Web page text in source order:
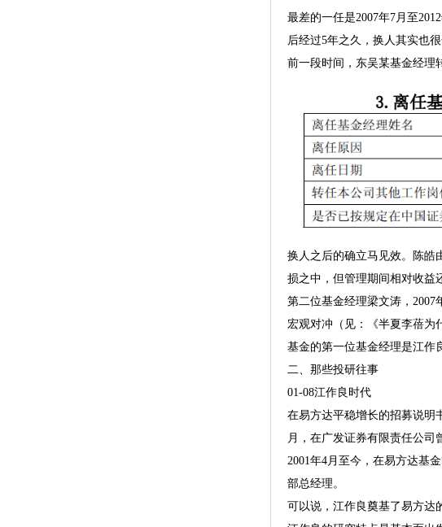
最差的一任是2007年7月至
后经过5年之久，换人其实也很
前一段时间，东吴某基金经理
换人之后的确立马见效。陈皓
损之中，但管理期间相对收益
第二位基金经理梁文涛，2007
宏观对冲（见：《半夏李蓓为
基金的第一位基金经理是江作
二、那些投研往事
01-08江作良时代
在易方达平稳增长的招募说明
月，在广发证券有限责任公司
2001年4月至今，在易方达基
部总经理。
可以说，江作良奠基了易方达